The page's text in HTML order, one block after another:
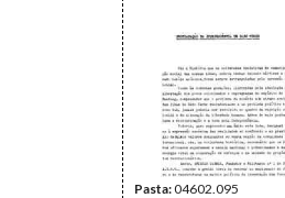
Pasta:04602.095